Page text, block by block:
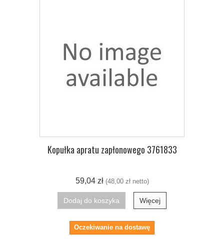
Kopułka apratu zapłonowego 3761833
59,04 zł(48,00 zł netto)
Dodaj do koszyka Więcej
Oczekiwanie na dostawę